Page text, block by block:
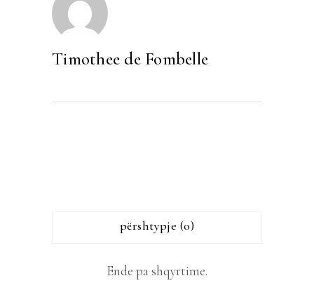
Timothee de Fombelle
përshtypje (0)
Ende pa shqyrtime.